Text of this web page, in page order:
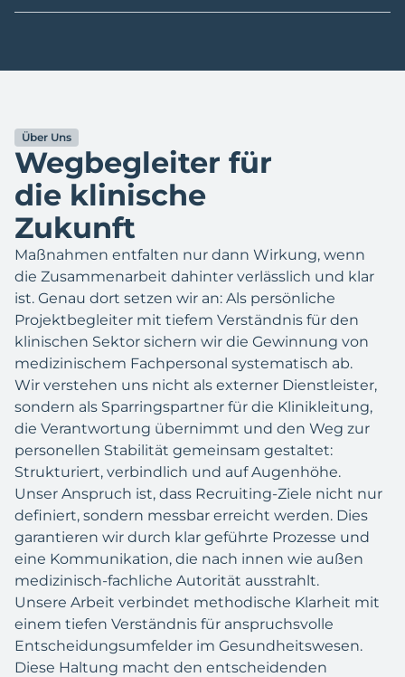
Über Uns
Wegbegleiter für
die klinische
Zukunft
Maßnahmen entfalten nur dann Wirkung, wenn
die Zusammenarbeit dahinter verlässlich und klar
ist. Genau dort setzen wir an: Als persönliche
Projektbegleiter mit tiefem Verständnis für den
klinischen Sektor sichern wir die Gewinnung von
medizinischem Fachpersonal systematisch ab.
Wir verstehen uns nicht als externer Dienstleister,
sondern als Sparringspartner für die Klinikleitung,
die Verantwortung übernimmt und den Weg zur
personellen Stabilität gemeinsam gestaltet:
Strukturiert, verbindlich und auf Augenhöhe.
Unser Anspruch ist, dass Recruiting-Ziele nicht nur
definiert, sondern messbar erreicht werden. Dies
garantieren wir durch klar geführte Prozesse und
eine Kommunikation, die nach innen wie außen
medizinisch-fachliche Autorität ausstrahlt.
Unsere Arbeit verbindet methodische Klarheit mit
einem tiefen Verständnis für anspruchsvolle
Entscheidungsumfelder im Gesundheitswesen.
Diese Haltung macht den entscheidenden